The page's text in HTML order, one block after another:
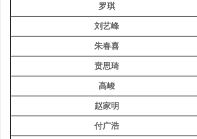
罗琪
刘艺峰
朱春喜
贲思琦
高峻
赵家明
付广浩